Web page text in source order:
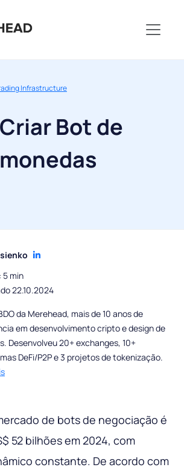
Infrastructure
Bot de
5 min
22.10.2024
da Merehead, mais de 10 anos de
em desenvolvimento cripto e design de
Desenvolveu 20+ exchanges, 10+
DeFi/P2P e 3 projetos de tokenização.
de bots de negociação é
52 bilhões em 2024, com
constante. De acordo com